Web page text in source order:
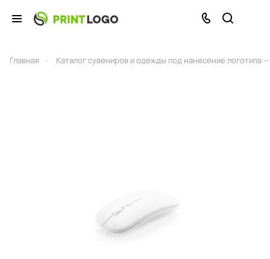
Главная Каталог сувениров и одежды под нанесение логотипа